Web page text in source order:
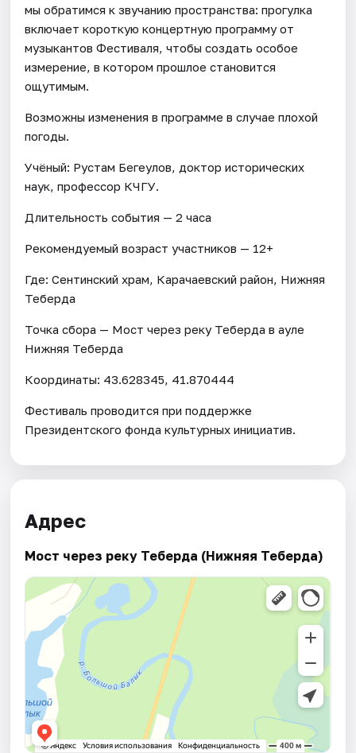
мы обратимся к звучанию пространства: прогулка
включает короткую концертную программу от
музыкантов Фестиваля, чтобы создать особое
измерение, в котором прошлое становится
ощутимым.
Возможны изменения в программе в случае плохой
погоды.
Учёный: Рустам Бегеулов, доктор исторических
наук, профессор КЧГУ.
Длительность события — 2 часа
Рекомендуемый возраст участников — 12+
Где: Сентинский храм, Карачаевский район, Нижняя
Теберда
Точка сбора — Мост через реку Теберда в ауле
Нижняя Теберда
Координаты: 43.628345, 41.870444
Фестиваль проводится при поддержке
Президентского фонда культурных инициатив.
Адрес
Мост через реку Теберда (Нижняя Теберда)